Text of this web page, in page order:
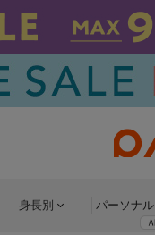
身長別 パーソナル